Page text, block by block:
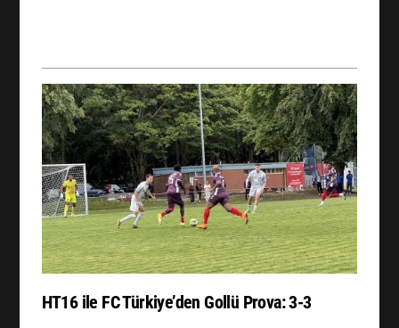
HT16 ile FC Türkiye’den Gollü Prova: 3-3